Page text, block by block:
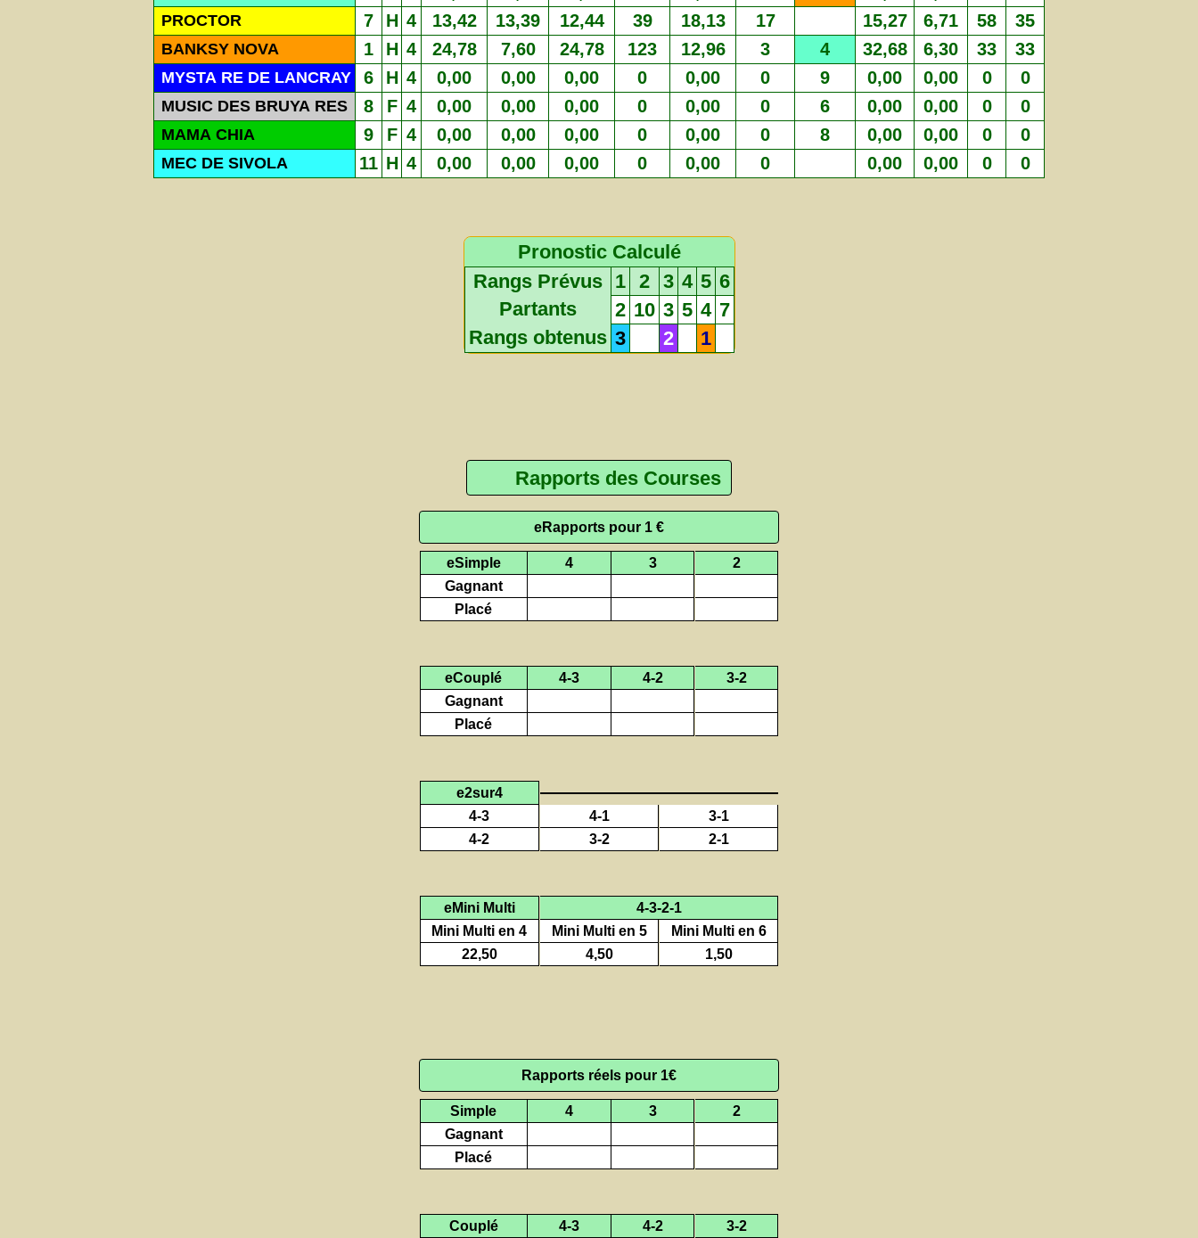
PROCTOR 7 H 4 13,42 13,39 12,44 39 18,13 17 15,27 6,71 58 35
BANKSY NOVA 1 H 4 24,78 7,60 24,78 123 12,96 3 4 32,68 6,30 33 33
MYSTA RE DE LANCRAY 6 H 4 0,00 0,00 0,00 0 0,00 0 9 0,00 0,00 0 0
MUSIC DES BRUYA RES 8 F 4 0,00 0,00 0,00 0 0,00 0 6 0,00 0,00 0 0
MAMA CHIA 9 F 4 0,00 0,00 0,00 0 0,00 0 8 0,00 0,00 0 0
MEC DE SIVOLA 11 H 4 0,00 0,00 0,00 0 0,00 0 0,00 0,00 0 0
Pronostic Calculé
Rangs Prévus
1 2 3 4 5 6
Partants
2 10 3 5 4 7
Rangs obtenus 3 2 1
Rapports des Courses
eRapports pour 1 €
eSimple 4 3
2
Gagnant
Placé
eCouplé 4-3 4-2
3-2
Gagnant
Placé
e2sur4
4-3
4-1
3-1
4-2
3-2 2-1
eMini Multi
4-3-2-1
Mini Multi en 4
Mini Multi en 5
Mini Multi en 6
22,50
4,50 1,50
Rapports réels pour 1€
Simple 4 3
2
Gagnant
Placé
Couplé 4-3 4-2
3-2